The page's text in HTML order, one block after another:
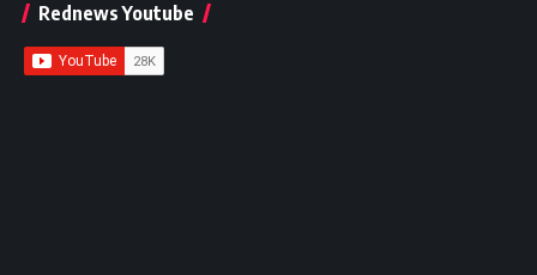
Rednews Youtube